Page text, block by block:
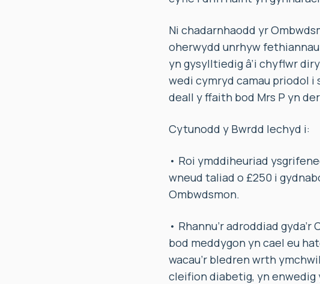
Ni chadarnhaodd yr
oherwydd unrhyw
yn gysylltiedig â’i chyflwr
wedi cymryd camau priodol i
deall y ffaith bod Mrs P yn
Cytunodd y Bwrdd Iechyd i:
• Roi ymddiheuriad
wneud taliad o £250 i
Ombwdsmon.
• Rhannu’r adroddiad
bod meddygon yn cael eu
wacau’r bledren wrth
cleifion diabetig, yn enwedig